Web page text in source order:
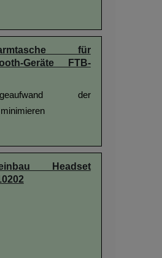
für
Geräte FTB-
der
Headset